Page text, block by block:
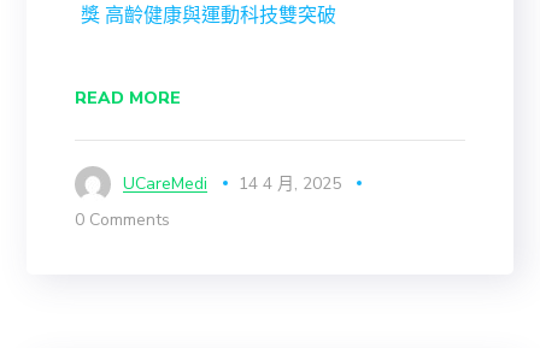
獎 高齡健康與運動科技雙突破
READ MORE
UCareMedi
14 4 月, 2025
0 Comments